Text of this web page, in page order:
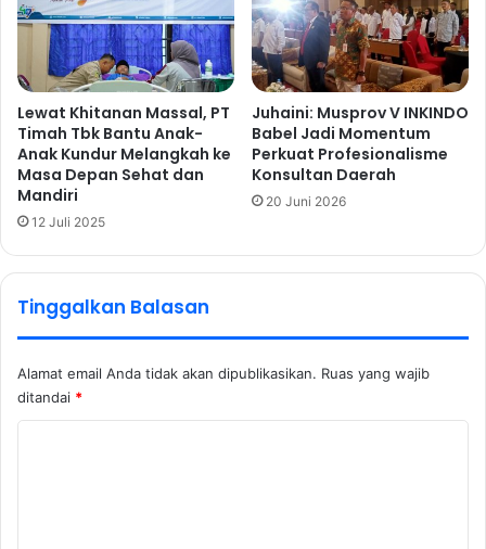
Lewat Khitanan Massal, PT
Timah Tbk Bantu Anak-
Anak Kundur Melangkah ke
Masa Depan Sehat dan
Mandiri
12 Juli 2025
Juhaini: Musprov V INKINDO
Babel Jadi Momentum
Perkuat Profesionalisme
Konsultan Daerah
20 Juni 2026
Tinggalkan Balasan
Alamat email Anda tidak akan dipublikasikan. Ruas yang wajib
ditandai *